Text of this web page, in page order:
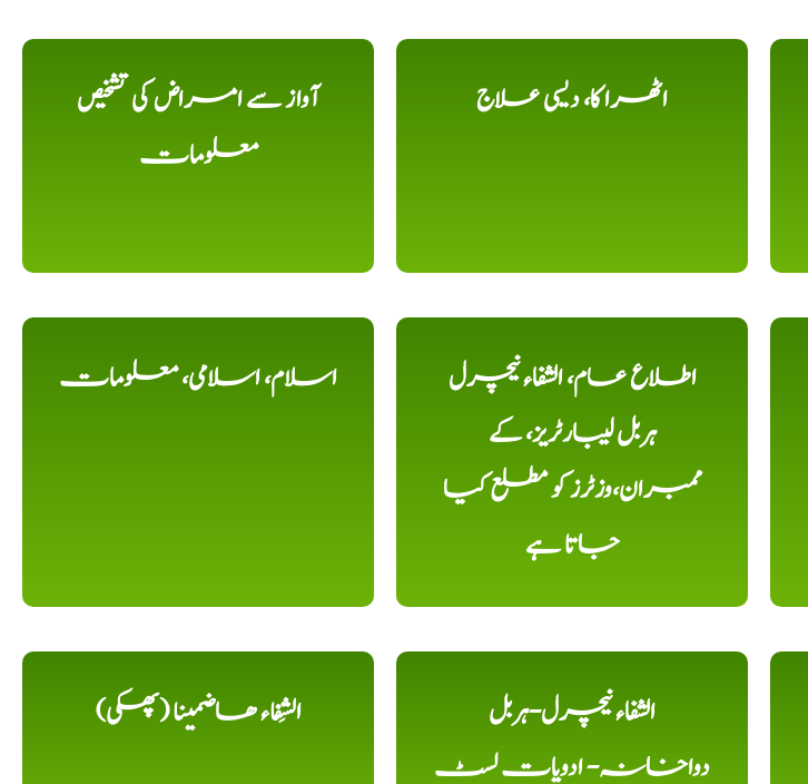
آواز سے امراض کی تشخیص
معلومات
اٹھرا کا، دیسی علاج
اسلام، اسلامی، معلومات
اطلاع عام، الشفاء نیچرل
ہربل لیبارٹریز، کے
ممبران،وزٹرز کو مطلع کیا
جاتا ہے
الشِفاء ھاضمینا (پھکی)
الشفاء نیچرل-ہربل
دواخانہ- ادویات لسٹ